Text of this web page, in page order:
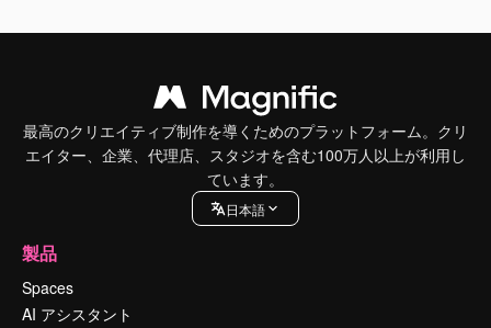
最高のクリエイティブ制作を導くためのプラットフォーム。クリ
エイター、企業、代理店、スタジオを含む100万人以上が利用し
ています。
日本語
製品
Spaces
AI アシスタント